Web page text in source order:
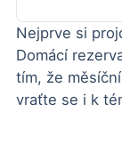
Nejprve si
Domácí
tím, že
vraťte se i k